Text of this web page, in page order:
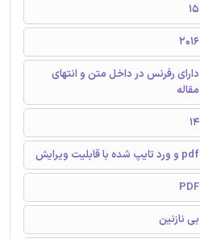
15
2016
دارای رفرنس در داخل متن و انتهای
مقاله
14
pdf و ورد تایپ شده با قابلیت ویرایش
PDF
بی نازنین